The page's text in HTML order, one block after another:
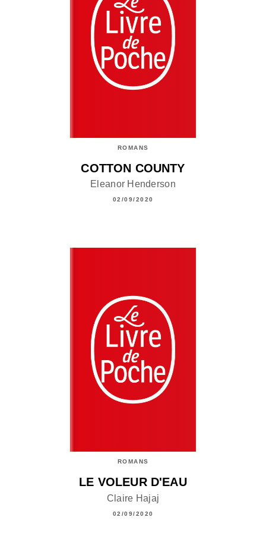
ROMANS
COTTON COUNTY
Eleanor Henderson
02/09/2020
ROMANS
LE VOLEUR D'EAU
Claire Hajaj
02/09/2020